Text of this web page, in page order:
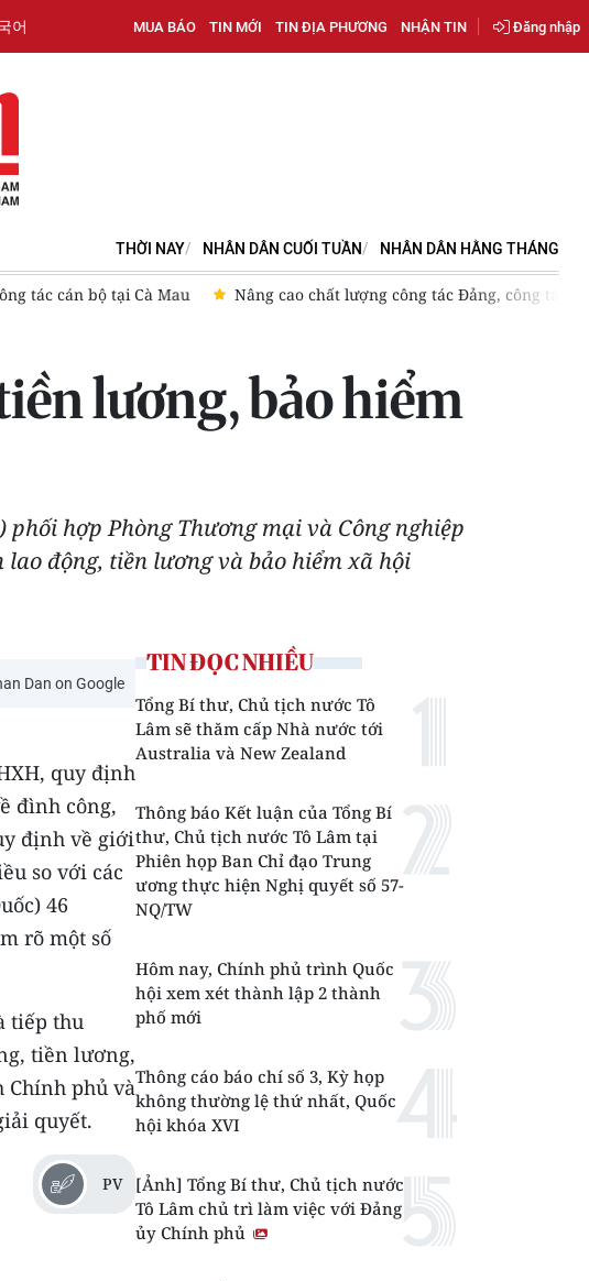
어 MUA BÁO TIN MỚI TIN ĐỊA PHƯƠNG NHẬN TIN Đăng nhập
THỜI NAY NHÂN DÂN CUỐI TUẦN NHÂN DÂN HẰNG THÁNG
tác Đảng, công tác chính trị cho ngành ngoại giao trong kỷ nguyên mới
lương, bảo hiểm
hợp Phòng Thương mại và Công nghiệp
động, tiền lương và bảo hiểm xã hội
Dan on Google
quy định
đình công,
định về giới
so với các
46
rõ một số
tiếp thu
tiền lương,
Chính phủ và
quyết.
PV
TIN ĐỌC NHIỀU
Tổng Bí thư, Chủ tịch nước Tô
Lâm sẽ thăm cấp Nhà nước tới
Australia và New Zealand
Thông báo Kết luận của Tổng Bí
thư, Chủ tịch nước Tô Lâm tại
Phiên họp Ban Chỉ đạo Trung
ương thực hiện Nghị quyết số 57-
NQ/TW
Hôm nay, Chính phủ trình Quốc
hội xem xét thành lập 2 thành
phố mới
Thông cáo báo chí số 3, Kỳ họp
không thường lệ thứ nhất, Quốc
hội khóa XVI
[Ảnh] Tổng Bí thư, Chủ tịch nước
Tô Lâm chủ trì làm việc với Đảng
ủy Chính phủ